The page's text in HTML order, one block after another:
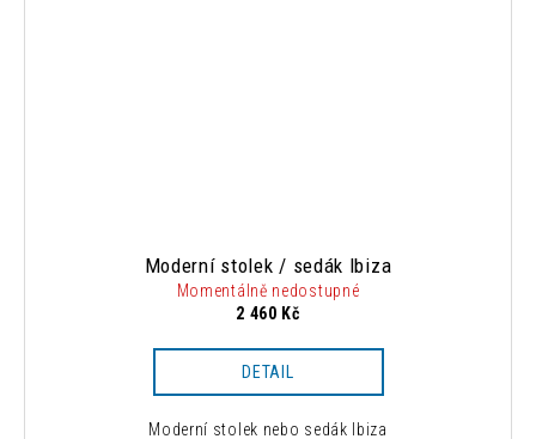
Moderní stolek / sedák Ibiza
Momentálně nedostupné
2 460 Kč
DETAIL
Moderní stolek nebo sedák Ibiza